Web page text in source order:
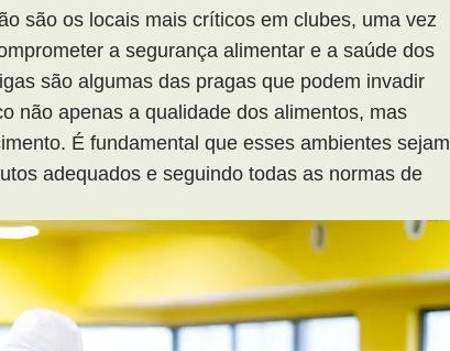
são os locais mais críticos em clubes, uma vez
a segurança alimentar e a saúde dos
são algumas das pragas que podem invadir
não apenas a qualidade dos alimentos, mas
É fundamental que esses ambientes sejam
adequados e seguindo todas as normas de